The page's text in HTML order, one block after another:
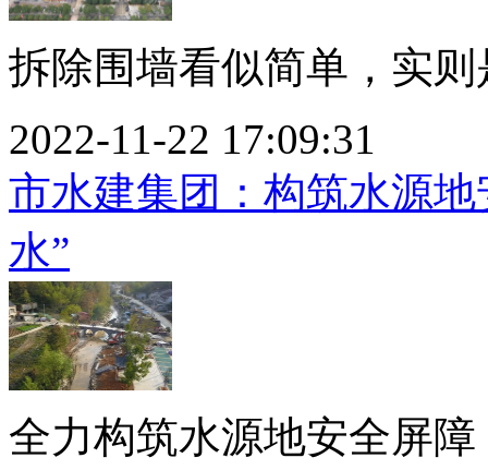
拆除围墙看似简单，实
2022-11-22 17:09:31
市水建集团：构筑水源
水”
全力构筑水源地安全屏